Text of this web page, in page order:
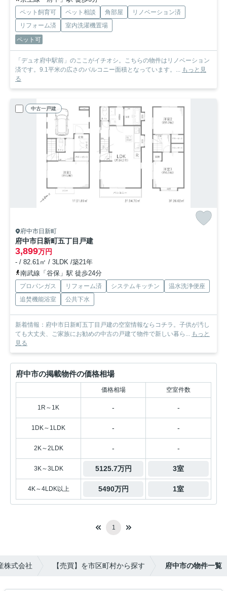
ペット飼育可 ペット相談 角部屋
リノベーション済
リフォーム済
室内洗濯機置場
ペット可
「デュオ府中駅前」のここがイチオシ。こちらの物件はリノベーション
済です。9.1平米の広さのバルコニー面積となっています。... もっと見
る
中古一戸建
府中市日新町
府中市日新町五丁目戸建
3,899万円
- / 82.61㎡ / 3LDK /築21年
南武線「谷保」駅 徒歩24分
プロパンガス リフォーム済 システムキッチン
温水洗浄便座
追焚機能浴室
公共下水
新着情報：府中市日新町五丁目戸建の空室情報ならコチラ。子供が汚し
ても大丈夫、ご家族にお勧めの中古の戸建て物件で新しい暮ら... もっと
見る
府中市の掲載物件の価格相場
価格相場 空室件数
1R～1K - -
1DK～1LDK - -
2K～2LDK - -
3K～3LDK 5125.7万円 3室
4K～4LDK以上 5490万円 1室
1
株式会社 【売買】を市区町村から探す 府中市の物件一覧